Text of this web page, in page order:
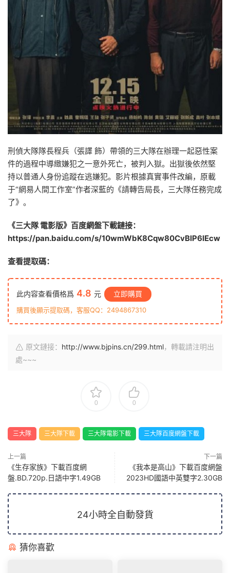
刑偵大隊隊長程兵（張譯 飾）帶領的三大隊在辦理一起惡性案
件的過程中導緻嫌犯之一意外死亡，被判入獄。出獄後依然堅
持以普通人身份追蹤在逃嫌犯。影片根據真實事件改編，原載
于“網易人間工作室”作者深藍的《請轉告局長，三大隊任務完成
了》。
《三大隊 電影版》百度網盤下載鏈接：
https://pan.baidu.com/s/10wmWbK8Cqw80CvBlP6lEcw
查看提取碼：
此内容查看價格爲 4.8 元 立即購買
購買後顯示提取碼，客服QQ：2494867310
原文鏈接： http://www.bjpins.cn/299.html，轉載請注明出
處~~~
0 0
三大隊 三大隊下載 三大隊電影下載 三大隊百度網盤下載
上一篇
《生存家族》下載百度網
盤.BD.720p.日語中字1.49GB
下一篇
《我本是高山》下載百度網盤
2023HD國語中英雙字2.30GB
24小時全自動發貨
猜你喜歡